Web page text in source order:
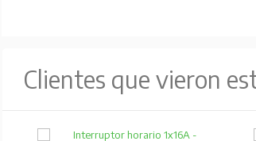
Clientes que vieron